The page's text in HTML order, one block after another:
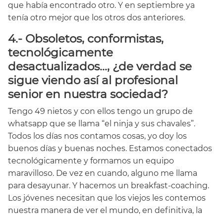
que había encontrado otro. Y en septiembre ya
tenía otro mejor que los otros dos anteriores.
4.- Obsoletos, conformistas,
tecnológicamente
desactualizados…, ¿de verdad se
sigue viendo así al profesional
senior en nuestra sociedad?
Tengo 49 nietos y con ellos tengo un grupo de
whatsapp que se llama “el ninja y sus chavales”.
Todos los días nos contamos cosas, yo doy los
buenos días y buenas noches. Estamos conectados
tecnológicamente y formamos un equipo
maravilloso. De vez en cuando, alguno me llama
para desayunar. Y hacemos un breakfast-coaching.
Los jóvenes necesitan que los viejos les contemos
nuestra manera de ver el mundo, en definitiva, la